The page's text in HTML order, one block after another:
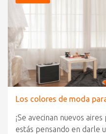
Los colores de moda
¡Se avecinan nuevos
estás pensando en darle